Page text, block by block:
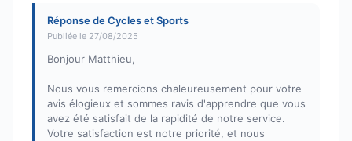
Réponse de Cycles et Sports
Publiée le 27/08/2025
Bonjour Matthieu,
Nous vous remercions chaleureusement pour votre
avis élogieux et sommes ravis d'apprendre que vous
avez été satisfait de la rapidité de notre service.
Votre satisfaction est notre priorité, et nous